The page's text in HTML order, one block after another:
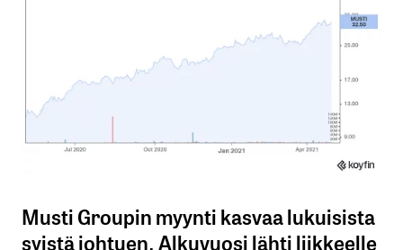
Musti Groupin myynti kasvaa lukuisista
syistä johtuen. Alkuvuosi lähti liikkeelle